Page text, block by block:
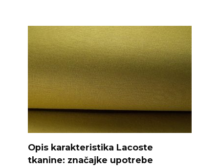
Opis karakteristika Lacoste
tkanine: značajke upotrebe